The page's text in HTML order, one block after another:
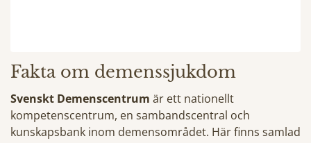
Fakta om demenssjukdom
Svenskt Demenscentrum är ett nationellt
kompetenscentrum, en sambandscentral och
kunskapsbank inom demensområdet. Här finns samlad